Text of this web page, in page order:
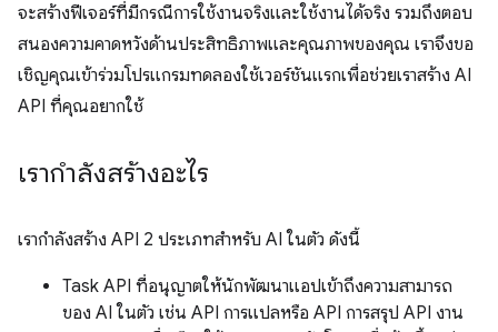
จะสร้างฟีเจอร์ที่มีกรณีการใช้งานจริงและใช้งานได้จริง รวมถึงตอบ
สนองความคาดหวังด้านประสิทธิภาพและคุณภาพของคุณ เราจึงขอ
เชิญคุณเข้าร่วมโปรแกรมทดลองใช้เวอร์ชันแรกเพื่อช่วยเราสร้าง AI
API ที่คุณอยากใช้
เรากำลังสร้างอะไร
เรากำลังสร้าง API 2 ประเภทสำหรับ AI ในตัว ดังนี้
Task API ที่อนุญาตให้นักพัฒนาแอปเข้าถึงความสามารถ
ของ AI ในตัว เช่น API การแปลหรือ API การสรุป API งาน